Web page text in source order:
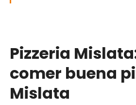
Pizzeria
comer buena
Mislata